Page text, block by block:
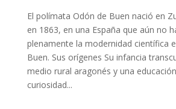
El polímata Odón de Buen nació en
en 1863, en una España que aún no
plenamente la modernidad científica
Buen. Sus orígenes Su infancia
medio rural aragonés y una
curiosidad...